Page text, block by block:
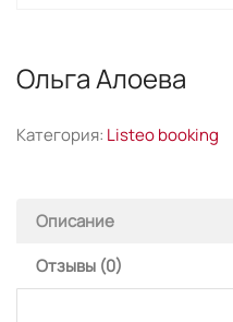
Ольга Алоева
Категория: Listeo booking
Описание
Отзывы (0)